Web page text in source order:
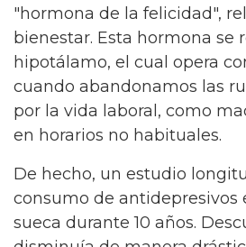
"hormona de la felicidad",
bienestar. Esta hormona se
hipotálamo, el cual opera
cuando abandonamos las
por la vida laboral, como
en horarios no habituales.
De hecho, un estudio
consumo de antidepresivos
sueca durante 10 años.